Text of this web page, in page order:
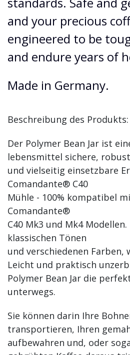
and your precious
engineered to be
and endure years of
Made in Germany.
Beschreibung des Produkts:
Der Polymer Bean Jar ist
lebensmittel sichere,
und vielseitig einsetzbare
Comandante® C40
Mühle - 100% kompatibel
Comandante®
C40 Mk3 und Mk4
klassischen Tönen
und verschiedenen Farben,
Leicht und praktisch
Polymer Bean Jar die
unterwegs.
Sie können darin Ihre
transportieren, Ihren
aufbewahren und, oder